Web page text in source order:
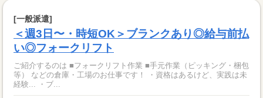
[一般派遣]
＜週3日〜・時短OK＞ブランクあり◎給与前払
い◎フォークリフト
ご紹介するのは ■フォークリフト作業 ■手元作業（ピッキング・梱包
等） などの倉庫・工場のお仕事です！ ・資格はあるけど、実践は未
経験... ・ブ...